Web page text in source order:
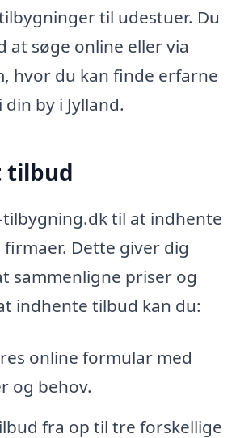
til udestuer. Du
at søge online eller via
hvor du kan finde erfarne
by i Jylland.
tilbud
til at indhente
Dette giver dig
sammenligne priser og
indhente tilbud kan du:
online formular med
og behov.
fra op til tre forskellige